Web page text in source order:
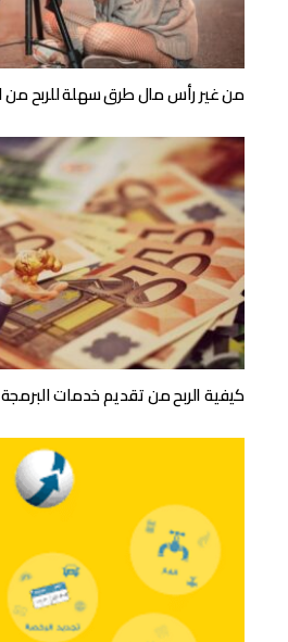
من غير رأس مال طرق سهلة للربح من
كيفية الربح من تقديم خدمات البرمجة